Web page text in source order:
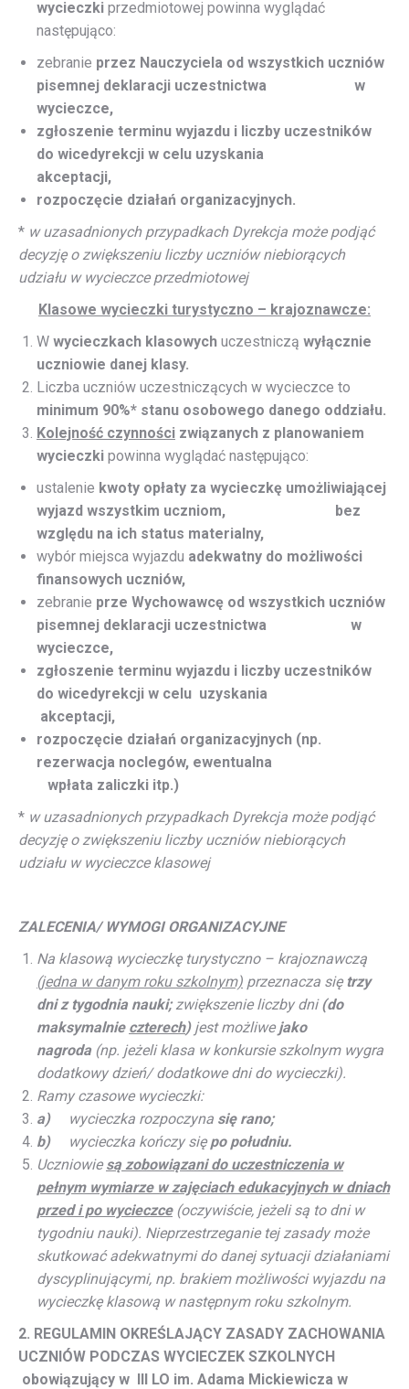
wycieczki przedmiotowej powinna wyglądać
następująco:
zebranie przez Nauczyciela od wszystkich uczniów
pisemnej deklaracji uczestnictwa w
wycieczce,
zgłoszenie terminu wyjazdu i liczby uczestników
do wicedyrekcji w celu uzyskania
akceptacji,
rozpoczęcie działań organizacyjnych.
* w uzasadnionych przypadkach Dyrekcja może podjąć
decyzję o zwiększeniu liczby uczniów niebiorących
udziału w wycieczce przedmiotowej
Klasowe wycieczki turystyczno – krajoznawcze:
W wycieczkach klasowych uczestniczą wyłącznie
uczniowie danej klasy.
Liczba uczniów uczestniczących w wycieczce to
minimum 90%* stanu osobowego danego oddziału.
Kolejność czynności związanych z planowaniem
wycieczki powinna wyglądać następująco:
ustalenie kwoty opłaty za wycieczkę umożliwiającej
wyjazd wszystkim uczniom, bez
względu na ich status materialny,
wybór miejsca wyjazdu adekwatny do możliwości
finansowych uczniów,
zebranie prze Wychowawcę od wszystkich uczniów
pisemnej deklaracji uczestnictwa
w
wycieczce,
zgłoszenie terminu wyjazdu i liczby uczestników
do wicedyrekcji w celu uzyskania
akceptacji,
rozpoczęcie działań organizacyjnych (np.
rezerwacja noclegów, ewentualna
wpłata zaliczki itp.)
* w uzasadnionych przypadkach Dyrekcja może podjąć
decyzję o zwiększeniu liczby uczniów niebiorących
udziału w wycieczce klasowej
ZALECENIA/ WYMOGI ORGANIZACYJNE
Na klasową wycieczkę turystyczno – krajoznawczą
(jedna w danym roku szkolnym) przeznacza siętrzy
dni z tygodnia nauki;zwiększenie liczby dni(do
maksymalnie czterech)jest możliwe jako
nagroda (np. jeżeli klasa w konkursie szkolnym wygra
dodatkowy dzień/ dodatkowe dni do wycieczki).
Ramy czasowe wycieczki:
a)
wycieczka rozpoczyna się rano;
b)
wycieczka kończy się po południu.
Uczniowie są zobowiązani do uczestniczenia w
pełnym wymiarze w zajęciach edukacyjnych w dniach
przed i po wycieczce (oczywiście, jeżeli są to dni w
tygodniu nauki). Nieprzestrzeganie tej zasady może
skutkować adekwatnymi do danej sytuacji działaniami
dyscyplinującymi, np. brakiem możliwości wyjazdu na
wycieczkę klasową w następnym roku szkolnym.
2. REGULAMIN OKREŚLAJĄCY ZASADY ZACHOWANIA
UCZNIÓW PODCZAS WYCIECZEK SZKOLNYCH
obowiązujący w III LO im. Adama Mickiewicza w